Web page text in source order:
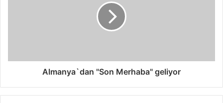
Almanya`dan "Son Merhaba" geliyor